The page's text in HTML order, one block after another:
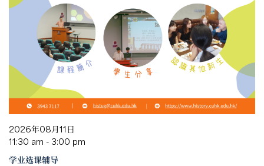
2026年08月11日
11:30 am - 3:00 pm
学业选课辅导